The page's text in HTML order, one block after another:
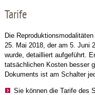
Tarife
Die
25. Mai 2018, der am 5. Juni
wurde, detailliert aufgeführt.
tatsächlichen Kosten besser
Dokuments ist am Schalter
Sie können die Tarife des